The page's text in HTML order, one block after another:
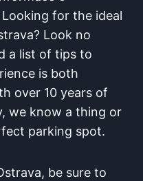
for the ideal
Look‍ no
⁢a ​list of tips to
is both
over 10 years ⁣of
we⁣ know a thing ⁢or
⁢parking spot.
be sure‍ to‍